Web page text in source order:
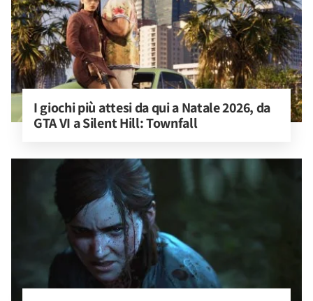
I giochi più attesi da qui a Natale 2026, da
GTA VI a Silent Hill: Townfall